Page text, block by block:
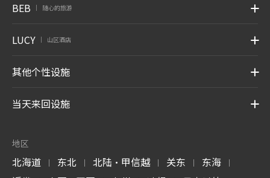
BEB 随心的旅游
LUCY 山区酒店
其他个性设施
当天来回设施
地区
北海道 | 东北 | 北陆・甲信越 | 关东 | 东海 |